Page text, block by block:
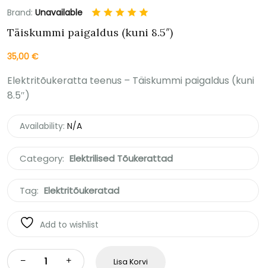
Brand: Unavailable
Täiskummi paigaldus (kuni 8.5″)
35,00 €
Elektritõukeratta teenus – Täiskummi paigaldus (kuni
8.5″)
Availability: N/A
Category: Elektrilised Tõukerattad
Tag: Elektritõukeratad
Add to wishlist
Lisa Korvi